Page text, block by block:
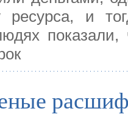
ресурса, и
показали,